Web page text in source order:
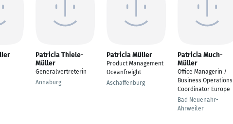
Patricia Thiele-
Müller
Generalvertreterin
Annaburg
Patricia Müller
Product Management
Oceanfreight
Aschaffenburg
Patricia Much-
Müller
Office Managerin /
Business Operations
Coordinator Europe
Bad Neuenahr-
Ahrweiler